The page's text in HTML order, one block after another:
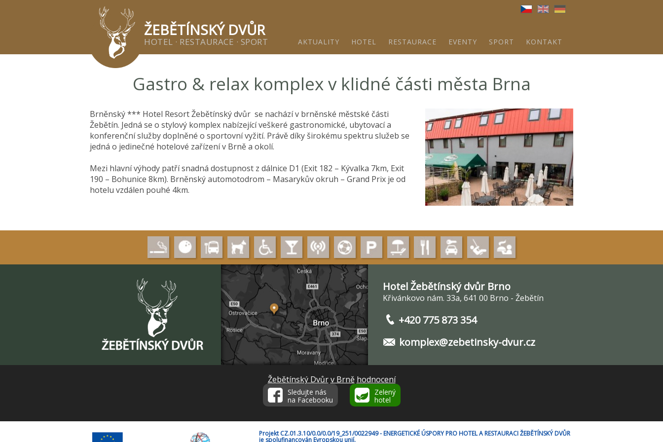
Gastro & relax komplex v klidné části města Brna
Brněnský *** Hotel Resort Žebětínský dvůr se nachází v brněnské městské části
Žebětín. Jedná se o stylový komplex nabízející veškeré gastronomické, ubytovací a
konferenční služby doplněné o sportovní vyžití. Právě díky širokému spektru služeb se
jedná o jedinečné hotelové zařízení v Brně a okolí.
Mezi hlavní výhody patří snadná dostupnost z dálnice D1 (Exit 182 – Kývalka 7km, Exit
190 – Bohunice 8km). Brněnský automotodrom – Masarykův okruh – Grand Prix je od
hotelu vzdálen pouhé 4km.
Hotel Žebětínský dvůr Brno
Křivánkovo nám. 33a, 641 00 Brno - Žebětín
+420 775 873 354
komplex@zebetinsky-dvur.cz
Žebětínský Dvůr v Brně hodnocení
Sledujte nás
na Facebooku
Zelený
hotel
Projekt CZ.01.3.10/0.0/0.0/19_251/0022949 - ENERGETICKÉ ÚSPORY PRO HOTEL A RESTAURACI ŽEBĚTÍNSKÝ DVŮR
je spolufinancován Evropskou unií.
ŽEBĚTÍNSKÝ DVŮR
HOTEL · RESTAURACE · SPORT AKTUALITY HOTEL RESTAURACE EVENTY SPORT KONTAKT